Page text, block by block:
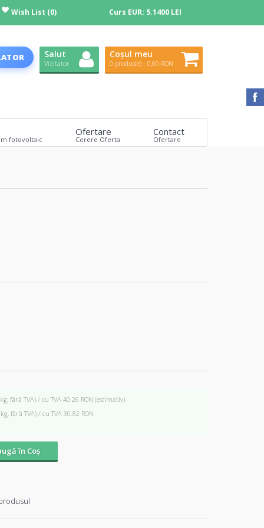
Wish List (0) Curs EUR: 5.1400 LEI
Salut
Vizitator
Coșul meu
0 produs(e) - 0,00 RON
fotovoltaic
Ofertare
Cerere Oferta
Contact
Ofertare
fără TVA) / cu TVA 40.26 RON (estimativ)
fără TVA) / cu TVA 30.82 RON
în Coş